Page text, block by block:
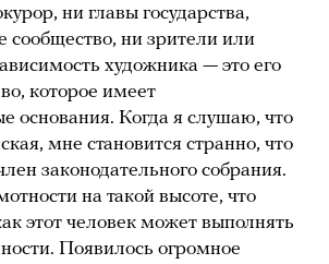
ни главы государства,
сообщество, ни зрители или
художника — это его
которое имеет
основания. Когда я слушаю, что
мне становится странно, что
законодательного собрания.
на такой высоте, что
этот человек может выполнять
Появилось огромное